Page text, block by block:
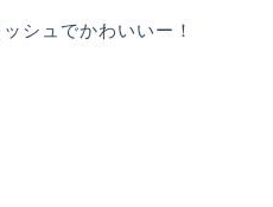
シュでかわいいー！